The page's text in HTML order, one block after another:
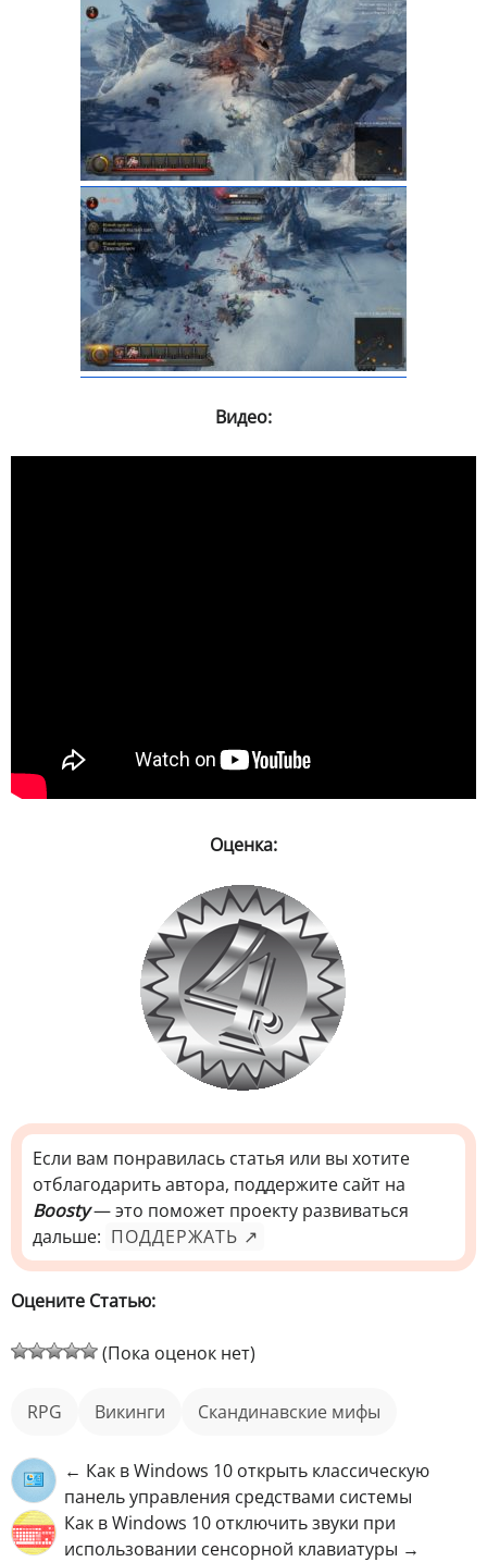
Видео:
Оценка:
Если вам понравилась статья или вы хотите
отблагодарить автора, поддержите сайт на
Boosty— это поможет проекту развиваться
дальше: ПОДДЕРЖАТЬ ↗
Оцените Статью:
(Пока оценок нет)
RPG викинги скандинавские мифы
← Как в Windows 10 открыть классическую
панель управления средствами системы
Как в Windows 10 отключить звуки при
использовании сенсорной клавиатуры →